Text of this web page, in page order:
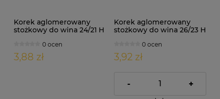
Korek aglomerowany
stożkowy do wina 24/21 H
0 ocen
3,88 zł
Korek aglomerowany
stożkowy do wina 26/23 H
0 ocen
3,92 zł
- +